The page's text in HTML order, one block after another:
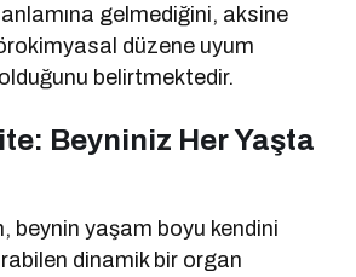
gelmediğini, aksine
düzene uyum
belirtmektedir.
Beyniniz Her Yaşta
beynin yaşam boyu kendini
dinamik bir organ